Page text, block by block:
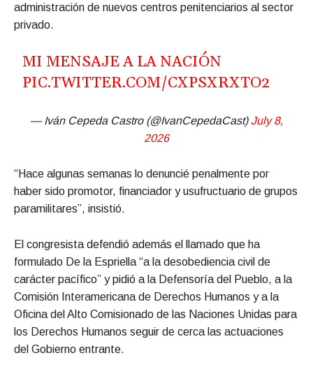
administración de nuevos centros penitenciarios al sector
privado.
MI MENSAJE A LA NACIÓN
PIC.TWITTER.COM/CXPSXRXTO2
— Iván Cepeda Castro (@IvanCepedaCast) July 8,
2026
“Hace algunas semanas lo denuncié penalmente por
haber sido promotor, financiador y usufructuario de grupos
paramilitares”, insistió.
El congresista defendió además el llamado que ha
formulado De la Espriella “a la desobediencia civil de
carácter pacífico” y pidió a la Defensoría del Pueblo, a la
Comisión Interamericana de Derechos Humanos y a la
Oficina del Alto Comisionado de las Naciones Unidas para
los Derechos Humanos seguir de cerca las actuaciones
del Gobierno entrante.